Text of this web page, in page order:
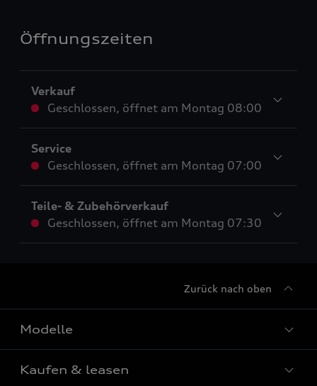
Öffnungszeiten
Verkauf
Geschlossen, öffnet am Montag 08:00
Service
Geschlossen, öffnet am Montag 07:00
Teile- & Zubehörverkauf
Geschlossen, öffnet am Montag 07:30
Zurück nach oben
Modelle
Alle Modelle
Kaufen & leasen